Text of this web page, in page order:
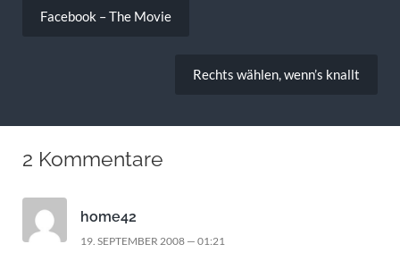
Facebook – The Movie
Rechts wählen, wenn’s knallt
2 Kommentare
home42
19. SEPTEMBER 2008 — 01:21